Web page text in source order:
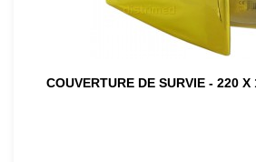
COUVERTURE DE SURVIE - 220